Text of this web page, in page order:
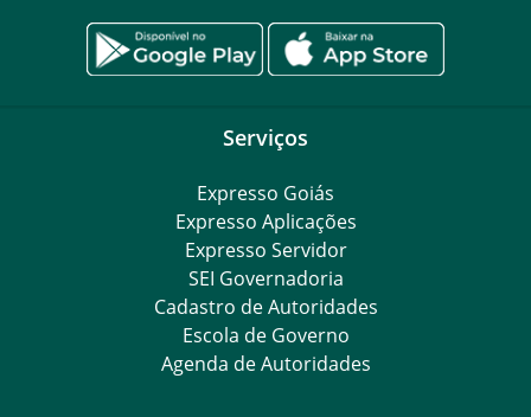
Serviços
Expresso Goiás
Expresso Aplicações
Expresso Servidor
SEI Governadoria
Cadastro de Autoridades
Escola de Governo
Agenda de Autoridades